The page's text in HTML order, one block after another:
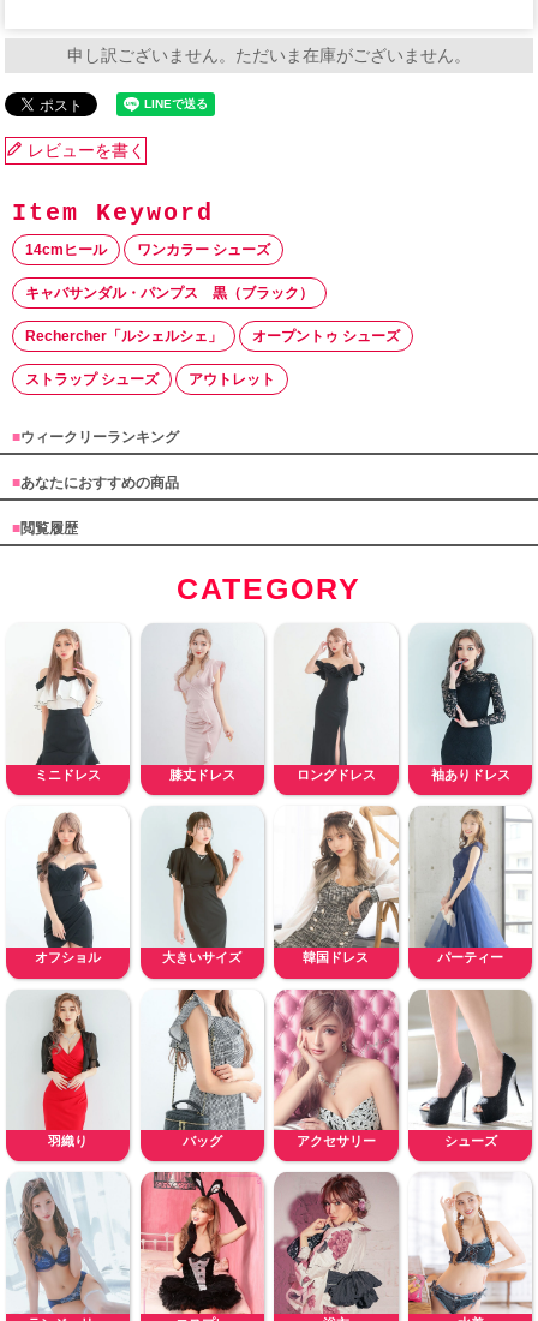
申し訳ございません。ただいま在庫がございません。
レビューを書く
14cmヒール ワンカラー シューズ
キャバサンダル・パンプス 黒（ブラック）
Rechercher「ルシェルシェ」 オープントゥ シューズ
ストラップ シューズ アウトレット
■ウィークリーランキング
■あなたにおすすめの商品
■閲覧履歴
CATEGORY
ミニドレス 膝丈ドレス ロングドレス 袖ありドレス
オフショル 大きいサイズ 韓国ドレス パーティー
羽織り バッグ アクセサリー シューズ